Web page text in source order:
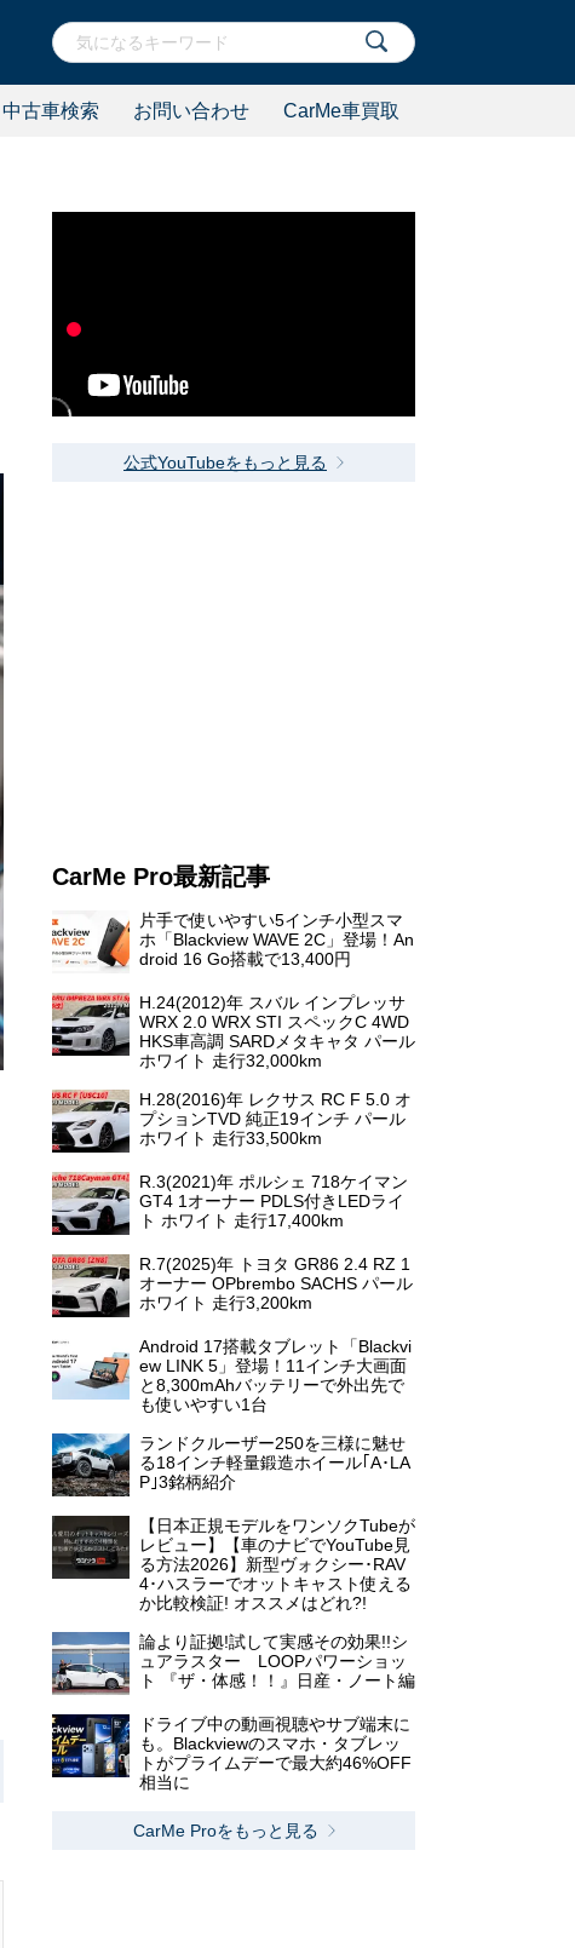
中古車検索 お問い合わせ CarMe車買取
公式YouTubeをもっと見る
CarMe Pro最新記事
片手で使いやすい5インチ小型スマ
ホ「Blackview WAVE 2C」登場！An
droid 16 Go搭載で13,400円
H.24(2012)年 スバル インプレッサ
WRX 2.0 WRX STI スペックC 4WD
HKS車高調 SARDメタキャタ パール
ホワイト 走行32,000km
H.28(2016)年 レクサス RC F 5.0 オ
プションTVD 純正19インチ パール
ホワイト 走行33,500km
R.3(2021)年 ポルシェ 718ケイマン
GT4 1オーナー PDLS付きLEDライ
ト ホワイト 走行17,400km
R.7(2025)年 トヨタ GR86 2.4 RZ 1
オーナー OPbrembo SACHS パール
ホワイト 走行3,200km
Android 17搭載タブレット「Blackvi
ew LINK 5」登場！11インチ大画面
と8,300mAhバッテリーで外出先で
も使いやすい1台
ランドクルーザー250を三様に魅せ
る18インチ軽量鍛造ホイール｢A･LA
P｣3銘柄紹介
【日本正規モデルをワンソクTubeが
レビュー】【車のナビでYouTube見
る方法2026】新型ヴォクシー･RAV
4･ハスラーでオットキャスト使える
か比較検証! オススメはどれ?!
論より証拠!試して実感その効果!!シ
ュアラスター LOOPパワーショッ
ト 『ザ・体感！！』日産・ノート編
ドライブ中の動画視聴やサブ端末に
も。Blackviewのスマホ・タブレッ
トがプライムデーで最大約46%OFF
相当に
CarMe Proをもっと見る